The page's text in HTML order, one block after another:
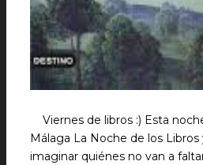
Viernes de libros :) Esta
Málaga La Noche de los
imaginar quiénes no van a